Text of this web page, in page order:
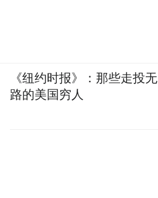
《纽约时报》：那些走投无
路的美国穷人